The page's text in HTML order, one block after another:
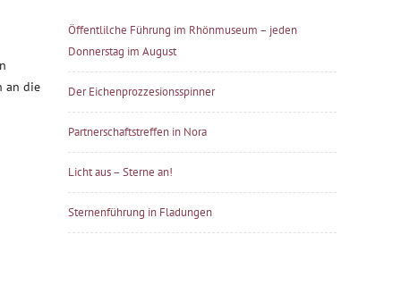
an die
Öffentlilche Führung im Rhönmuseum – jeden
Donnerstag im August
Der Eichenprozzesionsspinner
Partnerschaftstreffen in Nora
Licht aus – Sterne an!
Sternenführung in Fladungen